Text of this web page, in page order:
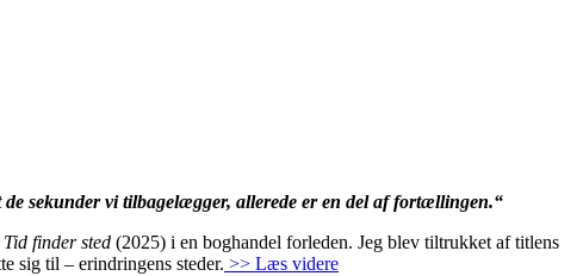
sekunder vi tilbagelægger, allerede er en del af fortællingen.“
Tid finder sted (2025) i en boghandel forleden. Jeg blev tiltrukket af titlens
sig til – erindringens steder. >> Læs videre